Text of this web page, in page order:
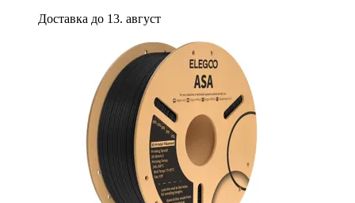
Доставка до 13. август